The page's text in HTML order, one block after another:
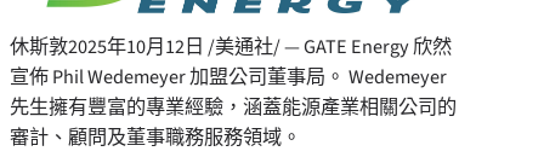
休斯敦2025年10月12日 /美通社/ — GATE Energy 欣然
宣佈Phil Wedemeyer加盟公司董事局。 Wedemeyer
先生擁有豐富的專業經驗，涵蓋能源產業相關公司的
審計、顧問及董事職務服務領域。